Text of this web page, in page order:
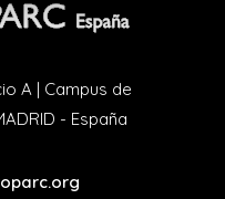
A | Campus de
- España